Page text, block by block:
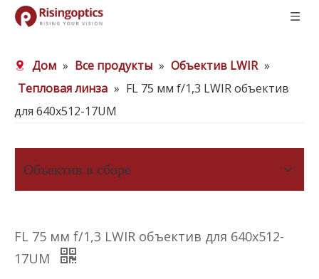
Дом » Все продукты » Объектив LWIR »
Тепловая линза » FL 75 мм f/1,3 LWIR объектив
для 640x512-17UM
Объектив в сборе
FL 75 мм f/1,3 LWIR объектив для 640x512-
17UM